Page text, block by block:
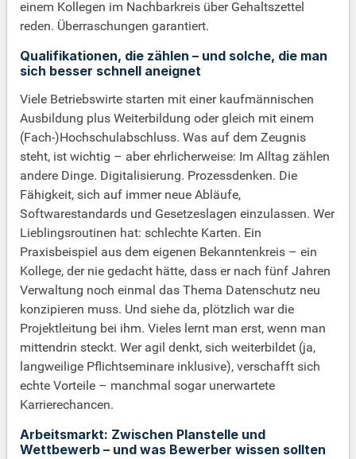
einem Kollegen im Nachbarkreis über Gehaltszettel
reden. Überraschungen garantiert.
Qualifikationen, die zählen – und solche, die man
sich besser schnell aneignet
Viele Betriebswirte starten mit einer kaufmännischen
Ausbildung plus Weiterbildung oder gleich mit einem
(Fach-)Hochschulabschluss. Was auf dem Zeugnis
steht, ist wichtig – aber ehrlicherweise: Im Alltag zählen
andere Dinge. Digitalisierung. Prozessdenken. Die
Fähigkeit, sich auf immer neue Abläufe,
Softwarestandards und Gesetzeslagen einzulassen. Wer
Lieblingsroutinen hat: schlechte Karten. Ein
Praxisbeispiel aus dem eigenen Bekanntenkreis – ein
Kollege, der nie gedacht hätte, dass er nach fünf Jahren
Verwaltung noch einmal das Thema Datenschutz neu
konzipieren muss. Und siehe da, plötzlich war die
Projektleitung bei ihm. Vieles lernt man erst, wenn man
mittendrin steckt. Wer agil denkt, sich weiterbildet (ja,
langweilige Pflichtseminare inklusive), verschafft sich
echte Vorteile – manchmal sogar unerwartete
Karrierechancen.
Arbeitsmarkt: Zwischen Planstelle und
Wettbewerb – und was Bewerber wissen sollten